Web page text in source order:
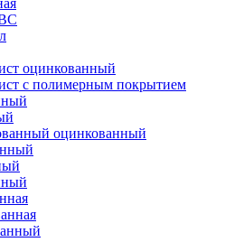
оцинкованный
с полимерным покрытием
оцинкованный